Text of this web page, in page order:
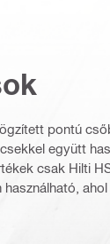
pontú
együtt
csak Hilti